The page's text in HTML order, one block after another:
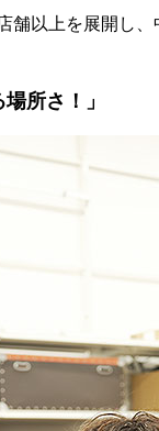
以上を展開し
所さ！」